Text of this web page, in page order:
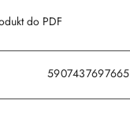
do PDF
5907437697665